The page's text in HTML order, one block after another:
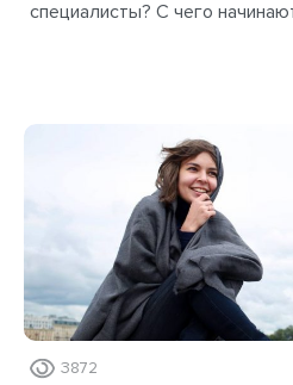
специалисты? С чего
3872